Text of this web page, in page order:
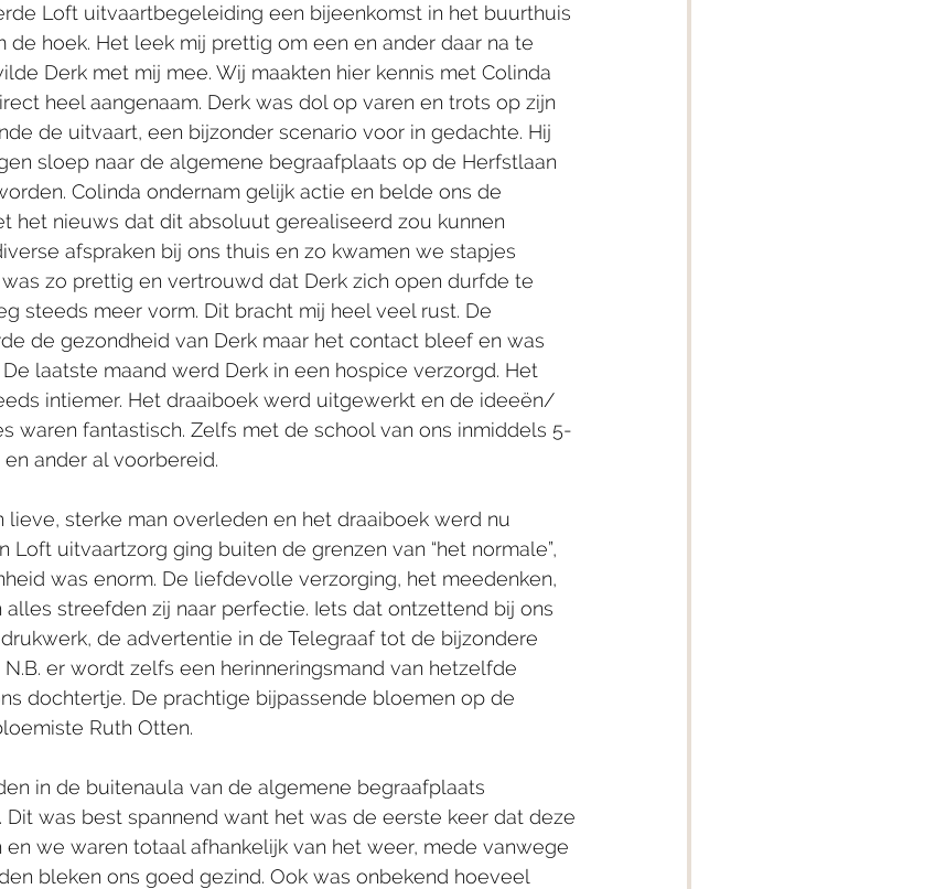
Loft uitvaartbegeleiding een bijeenkomst in het buurthuis
de hoek. Het leek mij prettig om een en ander daar na te
Derk met mij mee. Wij maakten hier kennis met Colinda
heel aangenaam. Derk was dol op varen en trots op zijn
de uitvaart, een bijzonder scenario voor in gedachte. Hij
sloep naar de algemene begraafplaats op de Herfstlaan
Colinda ondernam gelijk actie en belde ons de
het nieuws dat dit absoluut gerealiseerd zou kunnen
afspraken bij ons thuis en zo kwamen we stapjes
zo prettig en vertrouwd dat Derk zich open durfde te
steeds meer vorm. Dit bracht mij heel veel rust. De
de gezondheid van Derk maar het contact bleef en was
laatste maand werd Derk in een hospice verzorgd. Het
intiemer. Het draaiboek werd uitgewerkt en de ideeën/
waren fantastisch. Zelfs met de school van ons inmiddels 5-
ander al voorbereid.
lieve, sterke man overleden en het draaiboek werd nu
Loft uitvaartzorg ging buiten de grenzen van “het normale”,
was enorm. De liefdevolle verzorging, het meedenken,
streefden zij naar perfectie. Iets dat ontzettend bij ons
de advertentie in de Telegraaf tot de bijzondere
er wordt zelfs een herinneringsmand van hetzelfde
dochtertje. De prachtige bijpassende bloemen op de
Ruth Otten.
in de buitenaula van de algemene begraafplaats
was best spannend want het was de eerste keer dat deze
we waren totaal afhankelijk van het weer, mede vanwege
bleken ons goed gezind. Ook was onbekend hoeveel